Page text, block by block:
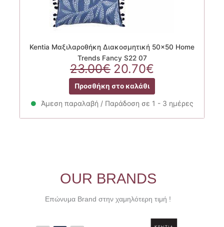
Kentia Μαξιλαροθήκη Διακοσμητική 50×50 Home
Trends Fancy S22 07
23.00€ Original
price
was:
23.00€.
20.70€
τρέχουσα
τιμή
είναι:
20.70€.
Προσθήκη στο καλάθι
Άμεση παραλαβή / Παράδοση σε 1 - 3 ημέρες
OUR BRANDS
Επώνυμα Brand στην χαμηλότερη τιμή !